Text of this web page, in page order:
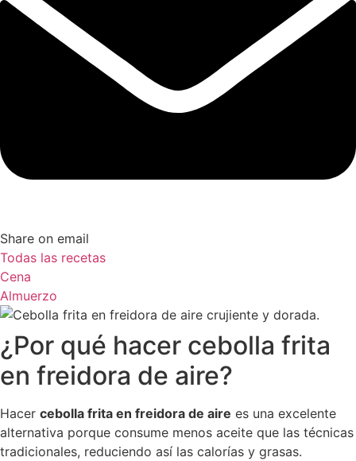
Share on email
Todas las recetas
Cena
Almuerzo
¿Por qué hacer cebolla frita
en freidora de aire?
Hacer cebolla frita en freidora de aire es una excelente
alternativa porque consume menos aceite que las técnicas
tradicionales, reduciendo así las calorías y grasas.